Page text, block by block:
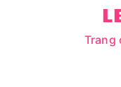
Trang